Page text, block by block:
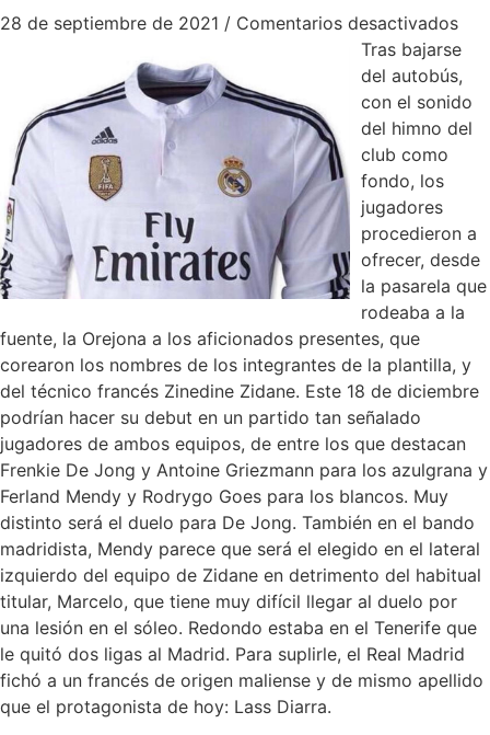
28 de septiembre de 2021 / Comentarios desactivadosen
Tras bajarse
del autobús,
con el sonido
del himno del
club como
fondo, los
jugadores
procedieron a
ofrecer, desde
la pasarela que
rodeaba a la
fuente, la Orejona a los aficionados presentes, que
corearon los nombres de los integrantes de la plantilla, y
del técnico francés Zinedine Zidane. Este 18 de diciembre
podrían hacer su debut en un partido tan señalado
jugadores de ambos equipos, de entre los que destacan
Frenkie De Jong y Antoine Griezmann para los azulgrana y
Ferland Mendy y Rodrygo Goes para los blancos. Muy
distinto será el duelo para De Jong. También en el bando
madridista, Mendy parece que será el elegido en el lateral
izquierdo del equipo de Zidane en detrimento del habitual
titular, Marcelo, que tiene muy difícil llegar al duelo por
una lesión en el sóleo. Redondo estaba en el Tenerife que
le quitó dos ligas al Madrid. Para suplirle, el Real Madrid
fichó a un francés de origen maliense y de mismo apellido
que el protagonista de hoy: Lass Diarra.